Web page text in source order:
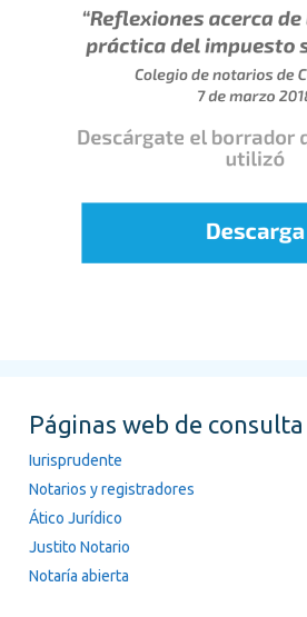
Páginas web de consulta
Iurisprudente
Notarios y registradores
Ático Jurídico
Justito Notario
Notaría abierta